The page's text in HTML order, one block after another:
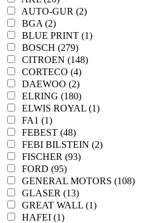
AUTO-GUR (2)
BGA (2)
BLUE PRINT (1)
BOSCH (279)
CITROEN (148)
CORTECO (4)
DAEWOO (2)
ELRING (180)
ELWIS ROYAL (1)
FA1 (1)
FEBEST (48)
FEBI BILSTEIN (2)
FISCHER (93)
FORD (95)
GENERAL MOTORS (108)
GLASER (13)
GREAT WALL (1)
HAFEI (1)